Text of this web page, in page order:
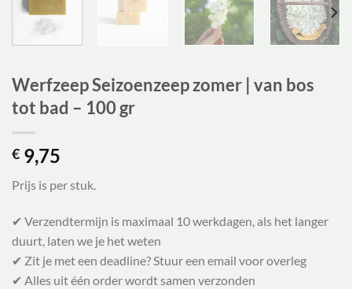
Werfzeep Seizoenzeep zomer | van bos
tot bad – 100 gr
€ 9,75
Prijs is per stuk.
✔ Verzendtermijn is maximaal 10 werkdagen, als het langer
duurt, laten we je het weten
✔ Zit je met een deadline? Stuur een email voor overleg
✔ Alles uit één order wordt samen verzonden